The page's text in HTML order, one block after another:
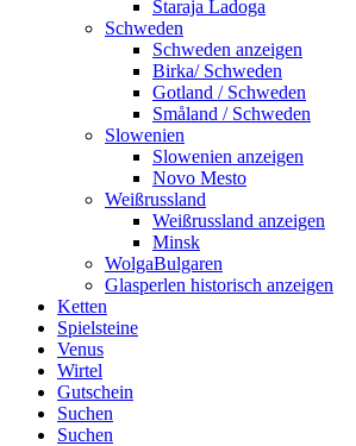
Staraja Ladoga
Schweden
Schweden anzeigen
Birka/ Schweden
Gotland / Schweden
Småland / Schweden
Slowenien
Slowenien anzeigen
Novo Mesto
Weißrussland
Weißrussland anzeigen
Minsk
WolgaBulgaren
Glasperlen historisch anzeigen
Ketten
Spielsteine
Venus
Wirtel
Gutschein
Suchen
Suchen